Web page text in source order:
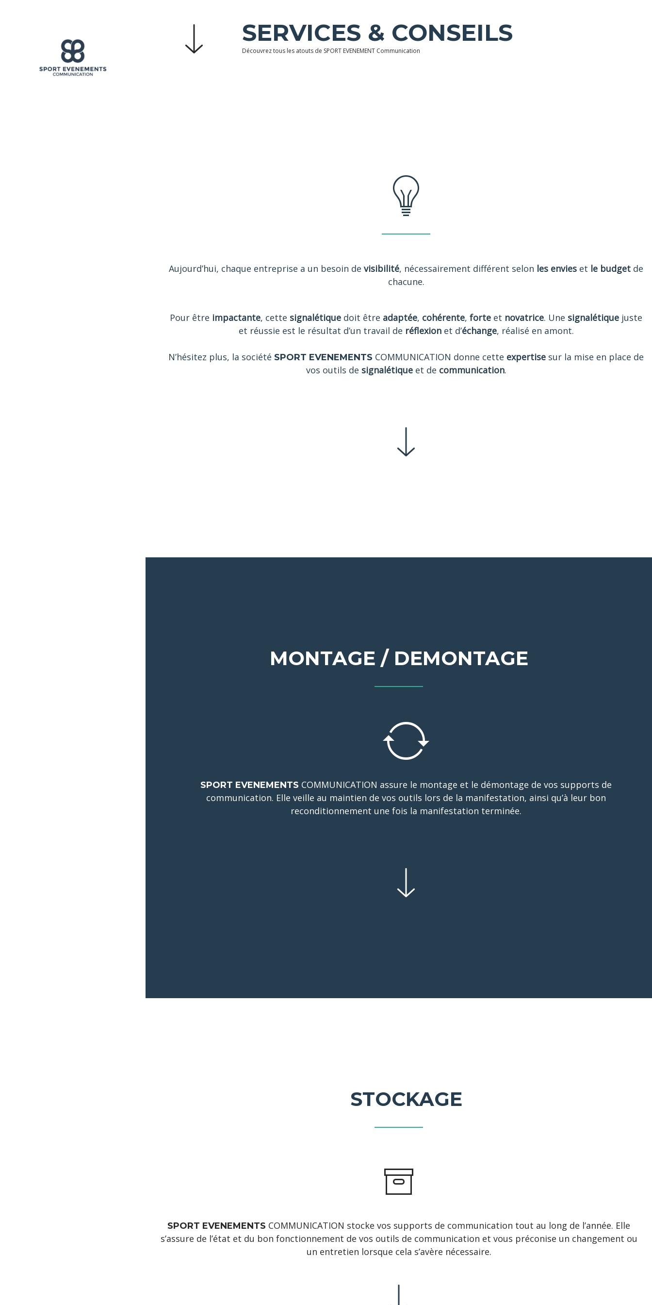
SERVICES & CONSEILS
Découvrez tous les atouts de SPORT EVENEMENT Communication
Aujourd’hui, chaque entreprise a un besoin de visibilité, nécessairement différent selon les envies et le budget de
chacune.
Pour être impactante, cette signalétique doit être adaptée, cohérente, forte et novatrice. Une signalétique juste
et réussie est le résultat d’un travail de réflexionet d’échange, réalisé en amont.
N’hésitez plus, la société SPORT EVENEMENTS COMMUNICATION donne cette expertise sur la mise en place de
vos outils de signalétiqueet de communication.
MONTAGE / DEMONTAGE
SPORT EVENEMENTS COMMUNICATION assure le montage et le démontage de vos supports de
communication. Elle veille au maintien de vos outils lors de la manifestation, ainsi qu’à leur bon
reconditionnement une fois la manifestation terminée.
STOCKAGE
SPORT EVENEMENTS COMMUNICATION stocke vos supports de communication tout au long de l’année. Elle
s’assure de l’état et du bon fonctionnement de vos outils de communication et vous préconise un changement ou
un entretien lorsque cela s’avère nécessaire.